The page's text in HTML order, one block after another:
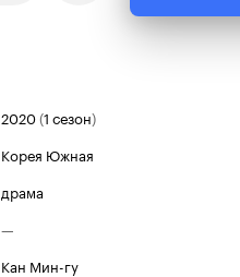
2020(1 сезон)
Корея Южная
драма
—
Кан Мин-гу